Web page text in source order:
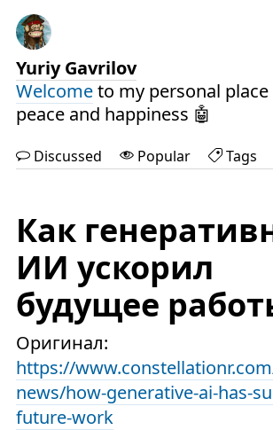
Yuriy Gavrilov
Welcometo my personal place
peace and happiness 🤖
Discussed Popular Tags
Как
ИИ ускорил
будущее
Оригинал:
https://
news/how-generative-ai-has-
future-work